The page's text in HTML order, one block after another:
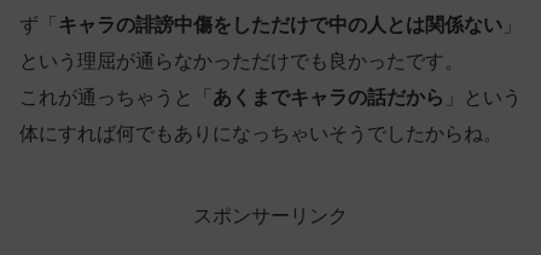
ず「 キャラの誹謗中傷をしただけで中の人とは関係ない 」
という理屈が通らなかっただけでも良かったです。
これが通っちゃうと「 あくまでキャラの話だから 」という
体にすれば何でもありになっちゃいそうでしたからね。
スポンサーリンク